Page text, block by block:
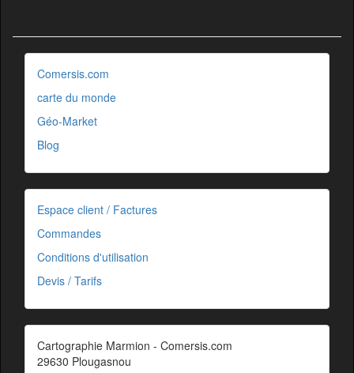
Comersis.com
carte du monde
Géo-Market
Blog
Espace client / Factures
Commandes
Conditions d'utilisation
Devis / Tarifs
Cartographie Marmion - Comersis.com
29630 Plougasnou